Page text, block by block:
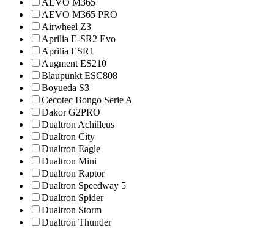
AEVO M365 PRO
Airwheel Z3
Aprilia E-SR2 Evo
Aprilia ESR1
Augment ES210
Blaupunkt ESC808
Boyueda S3
Cecotec Bongo Serie A
Dakor G2PRO
Dualtron Achilleus
Dualtron City
Dualtron Eagle
Dualtron Mini
Dualtron Raptor
Dualtron Speedway 5
Dualtron Spider
Dualtron Storm
Dualtron Thunder